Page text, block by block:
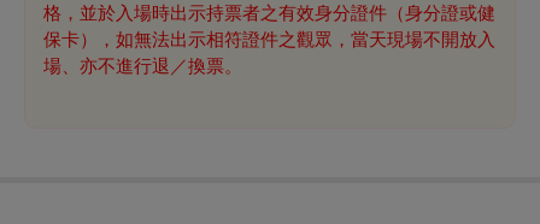
格，並於入場時出示持票者之有效身分證件（身分證或健
保卡），如無法出示相符證件之觀眾，當天現場不開放入
場、亦不進行退／換票。